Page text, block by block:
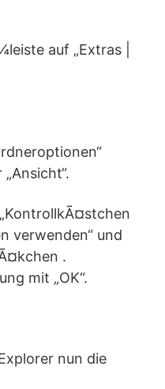
auf „Extras |
verwenden“ und
.
mit „OK“.
nun die